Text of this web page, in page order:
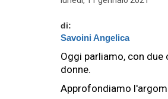
di:
Savoini Angelica
Oggi parliamo, con due
donne.
Approfondiamo